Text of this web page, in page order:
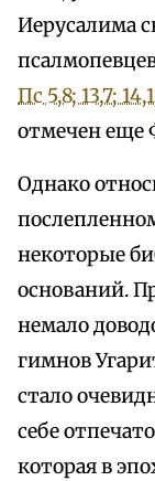
Иерусалима
Пс 5,8; 13,7;
отмечен еще
Однако
некоторые
оснований.
немало
гимнов
стало
себе
которая в